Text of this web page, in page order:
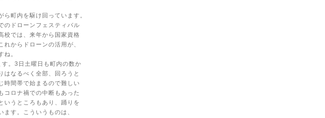
町内を駆け回っています。
のドローンフェスティバル
校では、来年から国家資格
からドローンの活用が、
ね。
。3日土曜日も町内の数か
はなるべく全部、回ろうと
時間帯で始まるので難しい
コロナ禍での中断もあった
いうところもあり、踊りを
す。こういうものは、